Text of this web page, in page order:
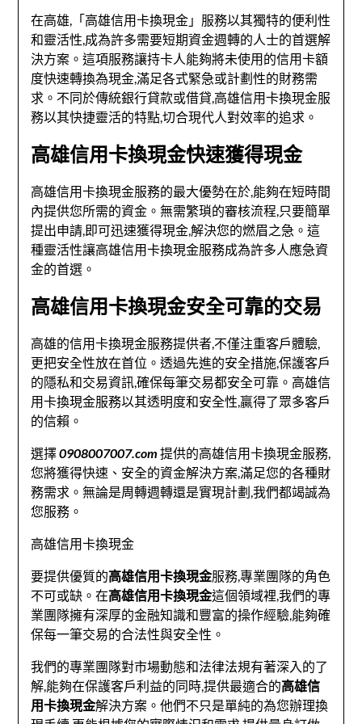
在高雄,「高雄信用卡換現金」服務以其獨特的便利性
和靈活性,成為許多需要短期資金週轉的人士的首選解
決方案。這項服務讓持卡人能夠將未使用的信用卡額
度快速轉換為現金,滿足各式緊急或計劃性的財務需
求。不同於傳統銀行貸款或借貸,高雄信用卡換現金服
務以其快捷靈活的特點,切合現代人對效率的追求。
高雄信用卡換現金快速獲得現金
高雄信用卡換現金服務的最大優勢在於,能夠在短時間
內提供您所需的資金。無需繁瑣的審核流程,只要簡單
提出申請,即可迅速獲得現金,解決您的燃眉之急。這
種靈活性讓高雄信用卡換現金服務成為許多人應急資
金的首選。
高雄信用卡換現金安全可靠的交易
高雄的信用卡換現金服務提供者,不僅注重客戶體驗,
更把安全性放在首位。透過先進的安全措施,保護客戶
的隱私和交易資訊,確保每筆交易都安全可靠。高雄信
用卡換現金服務以其透明度和安全性,贏得了眾多客戶
的信賴。
選擇0908007007.com 提供的高雄信用卡換現金服務,
您將獲得快速、安全的資金解決方案,滿足您的各種財
務需求。無論是周轉週轉還是實現計劃,我們都竭誠為
您服務。
高雄信用卡換現金
要提供優質的高雄信用卡換現金服務,專業團隊的角色
不可或缺。在高雄信用卡換現金這個領域裡,我們的專
業團隊擁有深厚的金融知識和豐富的操作經驗,能夠確
保每一筆交易的合法性與安全性。
我們的專業團隊對市場動態和法律法規有著深入的了
解,能夠在保護客戶利益的同時,提供最適合的高雄信
用卡換現金解決方案。他們不只是單純的為您辦理換